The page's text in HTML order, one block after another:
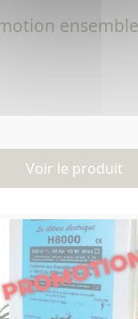
Voir le produit